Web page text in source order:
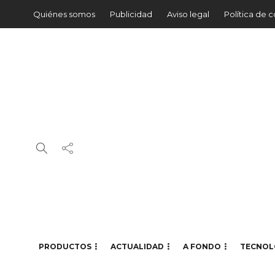
Quiénes somos Publicidad Aviso legal Política de
PRODUCTOS ACTUALIDAD A FONDO